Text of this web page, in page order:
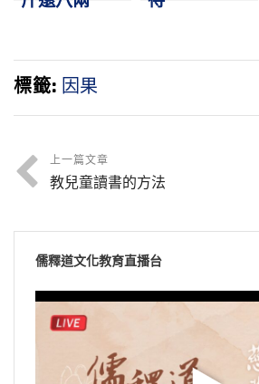
標籤: 因果
上一篇文章
教兒童讀書的方法
儒釋道文化教育直播台